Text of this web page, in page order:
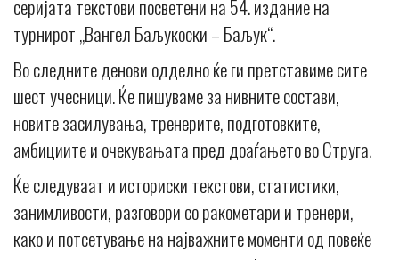
серијата текстови посветени на 54. издание на
турнирот „Вангел Баљукоски – Баљук“.
Во следните денови одделно ќе ги претставиме сите
шест учесници. Ќе пишуваме за нивните состави,
новите засилувања, тренерите, подготовките,
амбициите и очекувањата пред доаѓањето во Струга.
Ќе следуваат и историски текстови, статистики,
занимливости, разговори со ракометари и тренери,
како и потсетување на најважните моменти од повеќе